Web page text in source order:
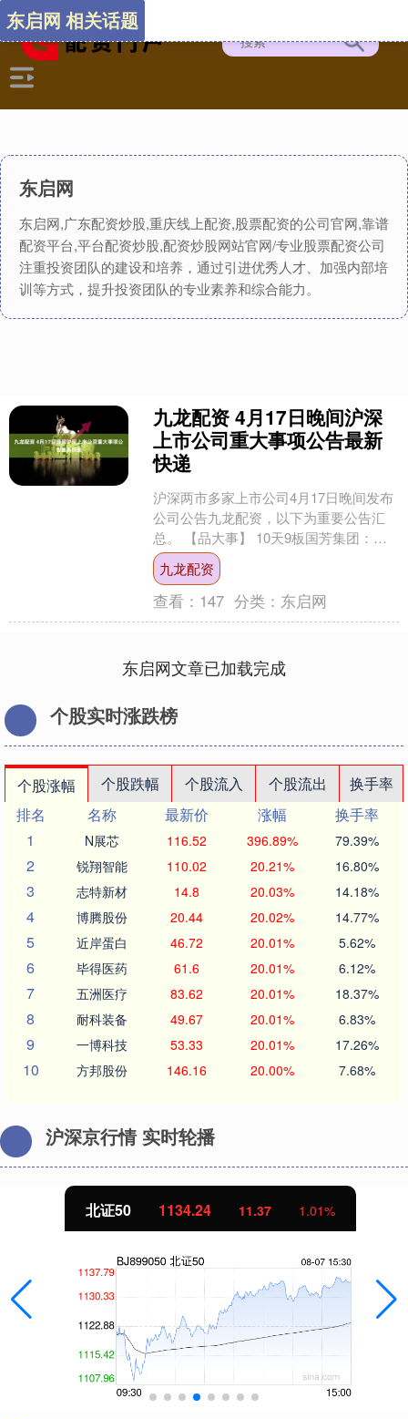
东启网
东启网,广东配资炒股,重庆线上配资,股票配资的公司官网,靠谱
配资平台,平台配资炒股,配资炒股网站官网/专业股票配资公司
注重投资团队的建设和培养，通过引进优秀人才、加强内部培
训等方式，提升投资团队的专业素养和综合能力。
东启网 相关话题
九龙配资 4月17日晚间沪深
上市公司重大事项公告最新
快递
沪深两市多家上市公司4月17日晚间发布
公司公告九龙配资，以下为重要公告汇
总。 【品大事】 10天9板国芳集团：公
司最新市盈率为110.1倍 显著高于同行业
水平 ....
九龙配资
查看： 147 分类： 东启网
东启网文章已加载完成
个股实时涨跌榜
个股涨幅 个股跌幅 个股流入 个股流出
换手率
排名
名称 最新价 涨幅
换手率
1
N展芯 116.52 396.89% 79.39%
2 锐翔智能 110.02 20.21% 16.80%
3 志特新材 14.8 20.03% 14.18%
4 博腾股份 20.44 20.02% 14.77%
5 近岸蛋白 46.72 20.01% 5.62%
6 毕得医药 61.6 20.01% 6.12%
7 五洲医疗 83.62 20.01% 18.37%
8 耐科装备 49.67 20.01% 6.83%
9 一博科技 53.33 20.01% 17.26%
10 方邦股份 146.16 20.00% 7.68%
沪深京行情 实时轮播
北证50 1134.24 11.37 1.01%